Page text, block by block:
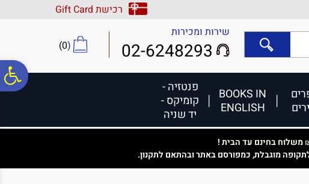
נגישות
אתר
המרכזי
רכישת Gift Card
שירות ומכירות
02-6248293
(
0
)
BOOKS IN
ENGLISH
פנטזיה -
קומיקס -
יד שניה
משלוח בחינם עד הבית !
מוגבלת, כמפורסם באתר ובהתאם לתקנון.